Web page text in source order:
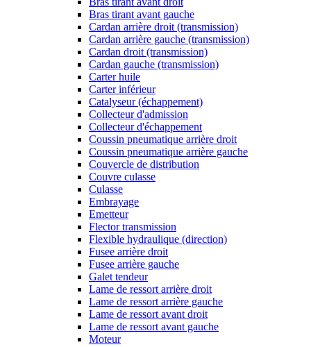
Bras tirant avant gauche
Cardan arrière droit (transmission)
Cardan arrière gauche (transmission)
Cardan droit (transmission)
Cardan gauche (transmission)
Carter huile
Carter inférieur
Catalyseur (échappement)
Collecteur d'admission
Collecteur d'échappement
Coussin pneumatique arrière droit
Coussin pneumatique arrière gauche
Couvercle de distribution
Couvre culasse
Culasse
Embrayage
Emetteur
Flector transmission
Flexible hydraulique (direction)
Fusee arrière droit
Fusee arrière gauche
Galet tendeur
Lame de ressort arrière droit
Lame de ressort arrière gauche
Lame de ressort avant droit
Lame de ressort avant gauche
Moteur